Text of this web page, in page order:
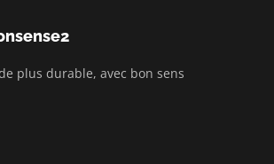
plus durable, avec bon sens